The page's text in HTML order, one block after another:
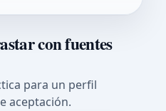
con fuentes
para un perfil
aceptación.